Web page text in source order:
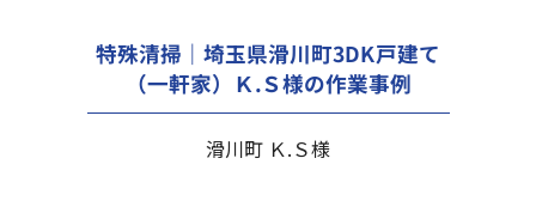
特殊清掃｜埼玉県滑川町3DK戸建て
（一軒家）Ｋ.Ｓ様の作業事例
滑川町 Ｋ.Ｓ様